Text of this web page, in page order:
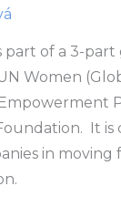
part of a 3-part
Women
It is
in moving